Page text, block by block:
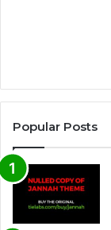
Popular Posts